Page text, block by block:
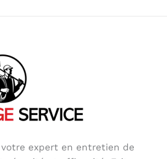
votre expert en entretien de